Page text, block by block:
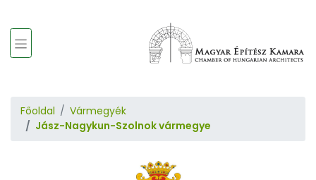
Főoldal
Vármegyék
Jász-Nagykun-Szolnok vármegye